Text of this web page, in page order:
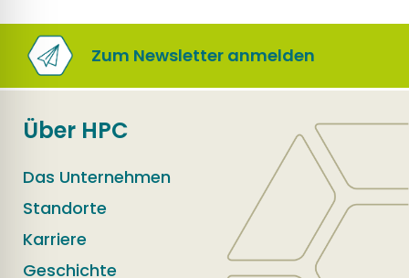
Zum Newsletter anmelden
Über HPC
Das Unternehmen
Standorte
Karriere
Geschichte